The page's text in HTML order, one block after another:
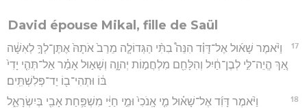
David épouse Mikal, fille de Saül
17
וַיֹּ֨אמֶר שָׁא֜וּל אֶל־דָּוִ֗ד הִנֵּה֩ בִתִּ֨י הַגְּדוֹלָ֤ה מֵרַב֙ אֹתָהּ֙ אֶתֶּן־לְךָ֣ לְאִשָּׁ֔ה
אַ֚ךְ הֱיֵה־לִּ֣י לְבֶן־חַ֔יִל וְהִלָּחֵ֖ם מִלְחֲמ֣וֹת יְהוָ֑ה וְשָׁא֣וּל אָמַ֗ר אַל־תְּהִ֤י יָדִי֙
בּ֔וֹ וּתְהִי־ב֖וֹ יַד־פְּלִשְׁתִּֽים׃
18
וַיֹּ֨אמֶר דָּוִ֜ד אֶל־שָׁא֗וּל מִ֤י אָֽנֹכִי֙ וּמִ֣י חַיַּ֔י מִשְׁפַּ֥חַת אָבִ֖י בְּיִשְׂרָאֵ֑ל